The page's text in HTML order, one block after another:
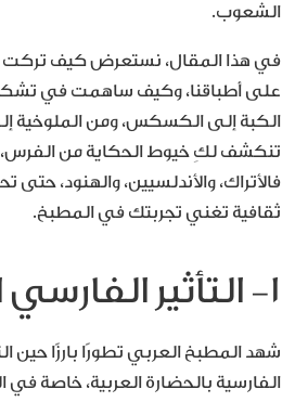
الشعوب.
في هذا المقال، نستعرض كيف
على أطباقنا، وكيف ساهمت في
الكبة إلى الكسكس، ومن الملوخية
تنكشف لكِ خيوط الحكاية من الفرس،
فالأتراك، والأندلسيين، والهنود،
ثقافية تغني تجربتك في المطبخ.
١- التأثير الفارسي القديم
شهد المطبخ العربي تطورًا بارزًا حين
الفارسية بالحضارة العربية، خاصة